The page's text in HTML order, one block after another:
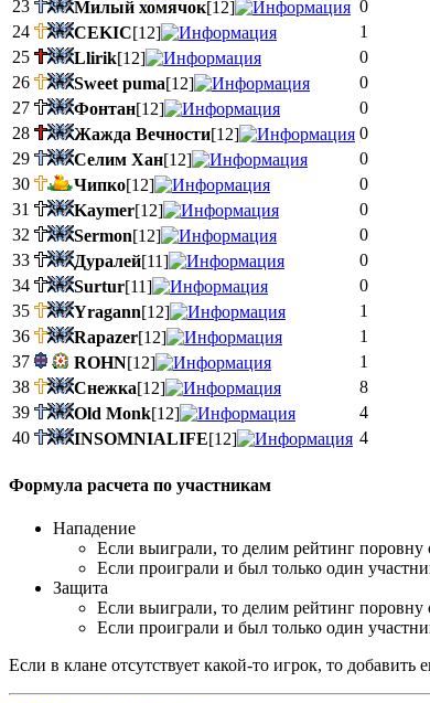
23
Милый хомячок[12] 0
24
CEKIC[12] 1
25
Llirik[12] 0
26
Sweet puma[12] 0
27
Фонтан[12] 0
28
Жажда Вечности[12] 0
29
Селим Хан[12] 0
30
Чипко[12] 0
31
Kaymer[12] 0
32
Sermon[12] 0
33
Дуралей[11] 0
34
Surtur[11] 0
35
Yragann[12] 1
36
Rapazer[12] 1
37
ROHN[12] 1
38
Снежка[12] 8
39
Old Monk[12] 4
40
INSOMNIALIFE[12] 4
Формула расчета по участникам
Нападение
Если выиграли, то делим рейтинг поровну
Если проиграли и был только один
Защита
Если выиграли, то делим рейтинг поровну
Если проиграли и был только один
Если в клане отсутствует какой-то игрок, то добавить